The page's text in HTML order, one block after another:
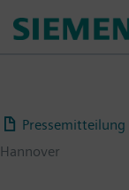
para
Pressemitteilung
Hannover